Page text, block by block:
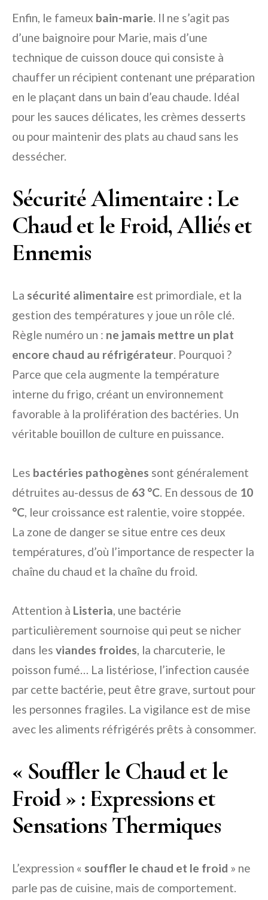
Enfin, le fameux bain-marie. Il ne s’agit pas
d’une baignoire pour Marie, mais d’une
technique de cuisson douce qui consiste à
chauffer un récipient contenant une préparation
en le plaçant dans un bain d’eau chaude. Idéal
pour les sauces délicates, les crèmes desserts
ou pour maintenir des plats au chaud sans les
dessécher.
Sécurité Alimentaire : Le
Chaud et le Froid, Alliés et
Ennemis
La sécurité alimentaire est primordiale, et la
gestion des températures y joue un rôle clé.
Règle numéro un : ne jamais mettre un plat
encore chaud au réfrigérateur. Pourquoi ?
Parce que cela augmente la température
interne du frigo, créant un environnement
favorable à la prolifération des bactéries. Un
véritable bouillon de culture en puissance.
Les bactéries pathogènes sont généralement
détruites au-dessus de 63 °C. En dessous de 10
°C, leur croissance est ralentie, voire stoppée.
La zone de danger se situe entre ces deux
températures, d’où l’importance de respecter la
chaîne du chaud et la chaîne du froid.
Attention à Listeria, une bactérie
particulièrement sournoise qui peut se nicher
dans les viandes froides, la charcuterie, le
poisson fumé… La listériose, l’infection causée
par cette bactérie, peut être grave, surtout pour
les personnes fragiles. La vigilance est de mise
avec les aliments réfrigérés prêts à consommer.
« Souffler le Chaud et le
Froid » : Expressions et
Sensations Thermiques
L’expression « souffler le chaud et le froid » ne
parle pas de cuisine, mais de comportement.